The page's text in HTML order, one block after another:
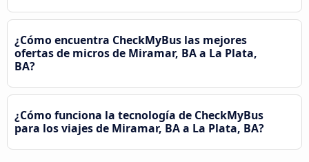
¿Cómo encuentra CheckMyBus las mejores
ofertas de micros de Miramar, BA a La Plata,
BA?
¿Cómo funciona la tecnología de CheckMyBus
para los viajes de Miramar, BA a La Plata, BA?